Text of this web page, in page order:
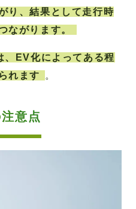
り、結果として走行時
ながります。
、EV化によってある程
れます
。
意点